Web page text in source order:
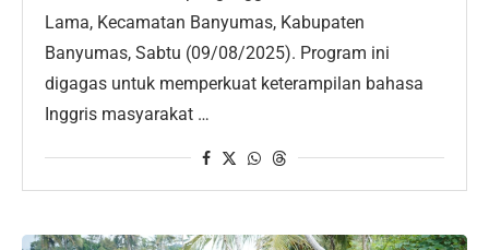
Lama, Kecamatan Banyumas, Kabupaten
Banyumas, Sabtu (09/08/2025). Program ini
digagas untuk memperkuat keterampilan bahasa
Inggris masyarakat …